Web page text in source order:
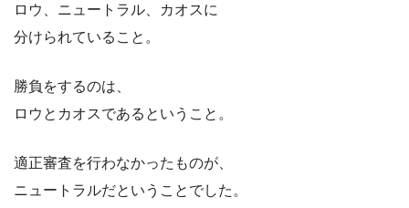
ロウ、ニュートラル、カオスに
分けられていること。
勝負をするのは、
ロウとカオスであるということ。
適正審査を行わなかったものが、
ニュートラルだということでした。